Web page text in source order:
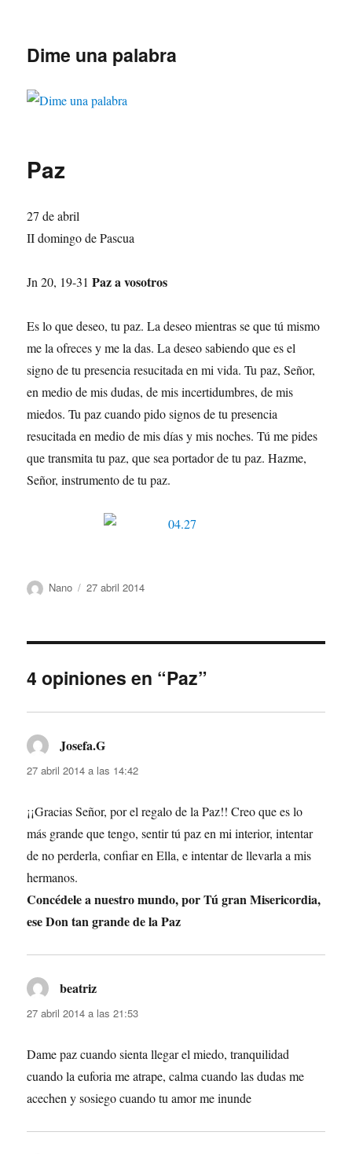
Dime una palabra
Paz
27 de abril
II domingo de Pascua
Jn 20, 19-31Paz a vosotros
Es lo que deseo, tu paz. La deseo mientras se que tú mismo
me la ofreces y me la das. La deseo sabiendo que es el
signo de tu presencia resucitada en mi vida. Tu paz, Señor,
en medio de mis dudas, de mis incertidumbres, de mis
miedos. Tu paz cuando pido signos de tu presencia
resucitada en medio de mis días y mis noches. Tú me pides
que transmita tu paz, que sea portador de tu paz. Hazme,
Señor, instrumento de tu paz.
Autor
Nano
Publicado
27 abril 2014
4 opiniones en “Paz”
Josefa.G
27 abril 2014 a las 14:42
¡¡Gracias Señor, por el regalo de la Paz!! Creo que es lo
más grande que tengo, sentir tú paz en mi interior, intentar
de no perderla, confiar en Ella, e intentar de llevarla a mis
hermanos.
Concédele a nuestro mundo, por Tú gran Misericordia,
ese Don tan grande de la Paz
beatriz
27 abril 2014 a las 21:53
Dame paz cuando sienta llegar el miedo, tranquilidad
cuando la euforia me atrape, calma cuando las dudas me
acechen y sosiego cuando tu amor me inunde